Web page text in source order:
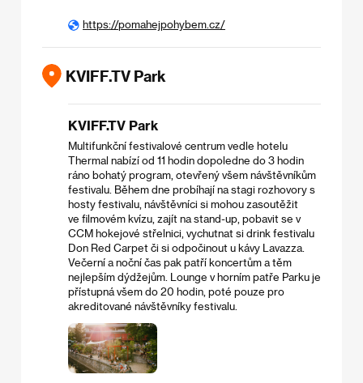
https://pomahejpohybem.cz/
KVIFF.TV Park
KVIFF.TV Park
Multifunkční festivalové centrum vedle hotelu
Thermal nabízí od 11 hodin dopoledne do 3 hodin
ráno bohatý program, otevřený všem návštěvníkům
festivalu. Během dne probíhají na stagi rozhovory s
hosty festivalu, návštěvníci si mohou zasoutěžit
ve filmovém kvízu, zajít na stand-up, pobavit se v
CCM hokejové střelnici, vychutnat si drink festivalu
Don Red Carpet či si odpočinout u kávy Lavazza.
Večerní a noční čas pak patří koncertům a těm
nejlepším dýdžejům. Lounge v horním patře Parku je
přístupná všem do 20 hodin, poté pouze pro
akreditované návštěvníky festivalu.